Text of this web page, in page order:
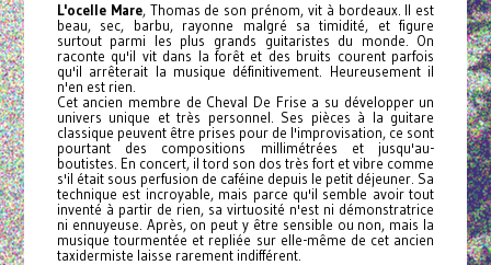
L'ocelle Mare, Thomas de son prénom, vit à bordeaux. Il est
beau, sec, barbu, rayonne malgré sa timidité, et figure
surtout parmi les plus grands guitaristes du monde. On
raconte qu'il vit dans la forêt et des bruits courent parfois
qu'il arrêterait la musique définitivement. Heureusement il
n'en est rien.
Cet ancien membre de Cheval De Frise a su développer un
univers unique et très personnel. Ses pièces à la guitare
classique peuvent être prises pour de l'improvisation, ce sont
pourtant des compositions millimétrées et jusqu'au-
boutistes. En concert, il tord son dos très fort et vibre comme
s'il était sous perfusion de caféine depuis le petit déjeuner. Sa
technique est incroyable, mais parce qu'il semble avoir tout
inventé à partir de rien, sa virtuosité n'est ni démonstratrice
ni ennuyeuse. Après, on peut y être sensible ou non, mais la
musique tourmentée et repliée sur elle-même de cet ancien
taxidermiste laisse rarement indifférent.